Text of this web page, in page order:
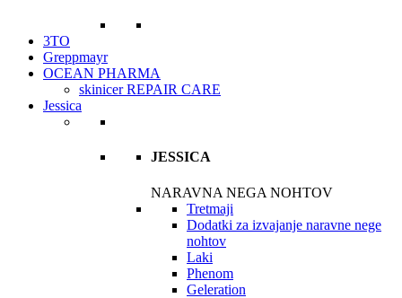
3TO
Greppmayr
OCEAN PHARMA
skinicer REPAIR CARE
Jessica
JESSICA
NARAVNA NEGA NOHTOV
Tretmaji
Dodatki za izvajanje naravne nege
nohtov
Laki
Phenom
Geleration